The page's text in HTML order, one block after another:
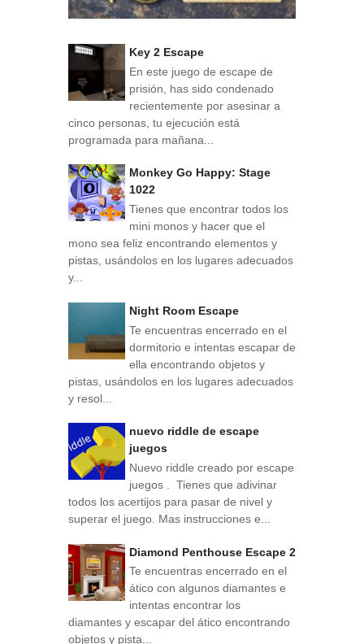
Key 2 Escape
En este juego de escape de
prisión, has sido condenado
recientemente por asesinar a
cinco personas, tu ejecución está
programada para mañana...
Monkey Go Happy: Stage
1022
Tienes que encontrar todos los
mini monos y hacer que el
mono sea feliz encontrando elementos y
pistas, usándolos en los lugares adecuados
y...
Night Room Escape
Te encuentras encerrado en el
dormitorio e intentas escapar de
ella encontrando objetos y
pistas, usándolos en los lugares adecuados
y resol...
nuevo riddle de escape
juegos
Nuevo riddle creado por escape
juegos . Tienes que adivinar
todos los acertijos para pasar de nivel y
superar el juego. Mas instrucciones e...
Diamond Penthouse Escape 2
Te encuentras encerrado en el
ático con algunos diamantes e
intentas encontrar los
diamantes y escapar del ático encontrando
objetos y pista...